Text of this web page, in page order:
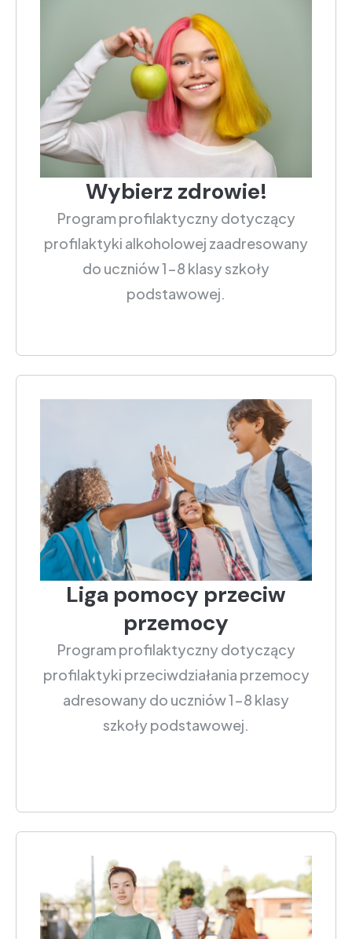
Wybierz zdrowie!
Program profilaktyczny dotyczący
profilaktyki alkoholowej zaadresowany
do uczniów 1-8 klasy szkoły
podstawowej.
Liga pomocy przeciw
przemocy
Program profilaktyczny dotyczący
profilaktyki przeciwdziałania przemocy
adresowany do uczniów 1-8 klasy
szkoły podstawowej.